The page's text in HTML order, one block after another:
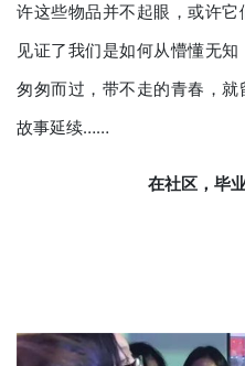
许这些物品并不起眼，或许
见证了我们是如何从懵懂无
匆匆而过，带不走的青春，
故事延续……
在社区， 毕